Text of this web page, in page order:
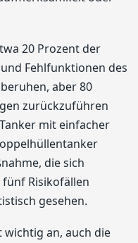
20 Prozent der
Fehlfunktionen des
aber 80
zurückzuführen
mit einfacher
die sich
Risikofällen
gesehen.
wichtig an, auch die